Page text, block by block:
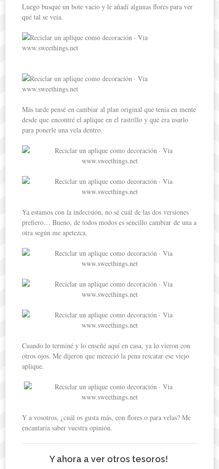
Luego busqué un bote vacío y le añadí algunas flores para ver
qué tal se veía.
Más tarde pensé en cambiar al plan original que tenía en mente
desde que encontré el aplique en el rastrillo y que era usarlo
para ponerle una vela dentro.
Ya estamos con la indecisión, no sé cuál de las dos versiones
prefiero… Bueno, de todos modos es sencillo cambiar de una a
otra según me apetezca.
Cuando lo terminé y lo enseñé aquí en casa, ya lo vieron con
otros ojos. Me dijeron que mereció la pena rescatar ese viejo
aplique.
Y a vosotros, ¿cuál os gusta más, con flores o para velas? Me
encantaría saber vuestra opinión.
Y ahora a ver otros tesoros!